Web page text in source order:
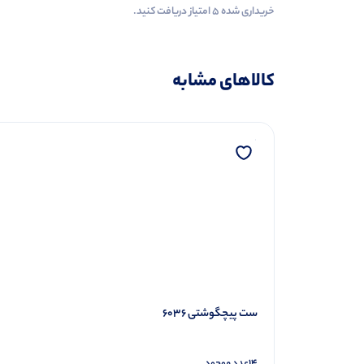
خریداری شده ۵ امتیاز دریافت کنید.
کالاهای مشابه
ست پیچگوشتی 6036